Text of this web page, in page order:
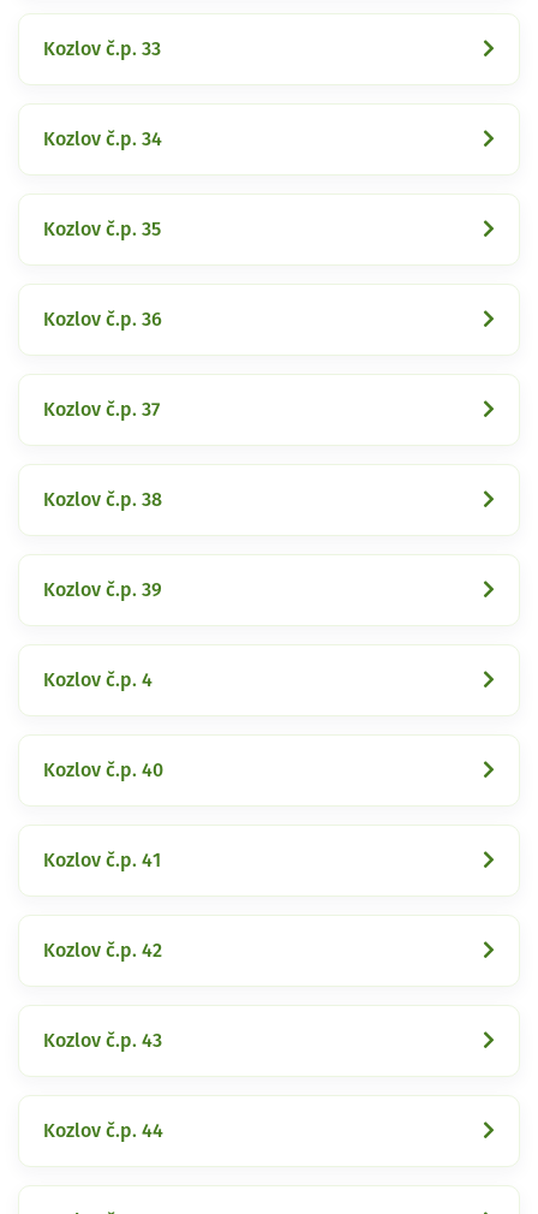
Kozlov č.p. 33
Kozlov č.p. 34
Kozlov č.p. 35
Kozlov č.p. 36
Kozlov č.p. 37
Kozlov č.p. 38
Kozlov č.p. 39
Kozlov č.p. 4
Kozlov č.p. 40
Kozlov č.p. 41
Kozlov č.p. 42
Kozlov č.p. 43
Kozlov č.p. 44